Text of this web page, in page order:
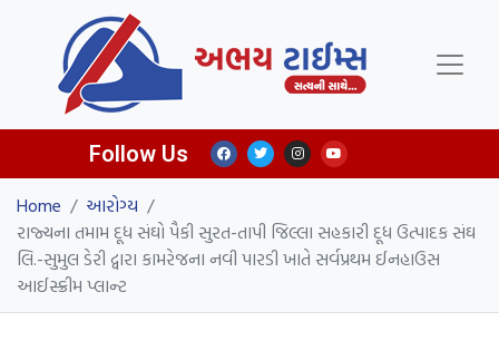
Follow Us
Home / આરોગ્ય /
રાજ્યના તમામ દૂધ સંઘો પૈકી સુરત-તાપી જિલ્લા સહકારી દૂધ ઉત્પાદક સંઘ
લિ.-સુમુલ ડેરી દ્વારા કામરેજના નવી પારડી ખાતે સર્વપ્રથમ ઈનહાઉસ
આઈસ્ક્રીમ પ્લાન્ટ